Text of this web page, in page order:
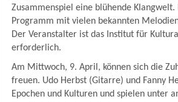
Zusammenspiel eine blühende
Programm mit vielen bekannten
Der Veranstalter ist das Institut für
erforderlich.
Am Mittwoch, 9. April, können sich die
freuen. Udo Herbst (Gitarre) und Fanny
Epochen und Kulturen und spielen unter